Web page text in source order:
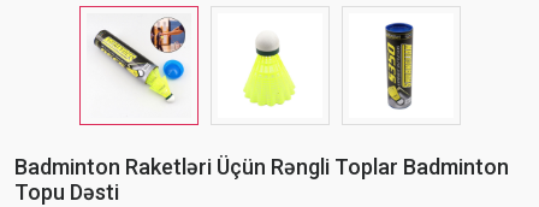
Badminton Raketləri Üçün Rəngli Toplar Badminton
Topu Dəsti